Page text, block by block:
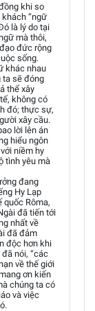
khi so
“ngữ
là lý do tại
mà thôi,
đức rộng
sống.
khác nhau
ta sẽ đóng
thể xây
không có
đó; thực sự,
xây cầu.
lời lên án
hiểu ngôn
niềm hy
tình yêu mà
đang
Hy Lạp
quốc Rôma,
đã tiến tới
nhất về
đã đảm
độc hơn khi
nói, “các
về thế giới
ơn kiến
chúng ta có
và việc